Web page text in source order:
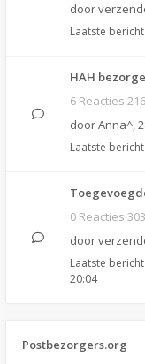
door
Laatste
HAH
6 Reacties
doorAnna^,
Laatste
0 Reacties
door
Laatste
20:04
Postbezorgers.org